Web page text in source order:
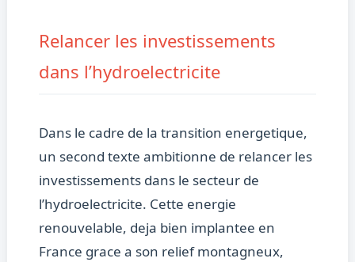
Relancer les investissements
dans l’hydroelectricite
Dans le cadre de la transition energetique,
un second texte ambitionne de relancer les
investissements dans le secteur de
l’hydroelectricite. Cette energie
renouvelable, deja bien implantee en
France grace a son relief montagneux,